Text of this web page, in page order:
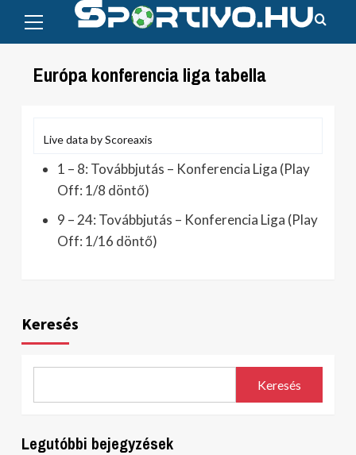
content
Menu
Európa konferencia liga tabella
Live data byScoreaxis
1 – 8: Továbbjutás – Konferencia Liga (Play
Off: 1/8 döntő)
9 – 24: Továbbjutás – Konferencia Liga (Play
Off: 1/16 döntő)
Keresés
Keresés
Legutóbbi bejegyzések